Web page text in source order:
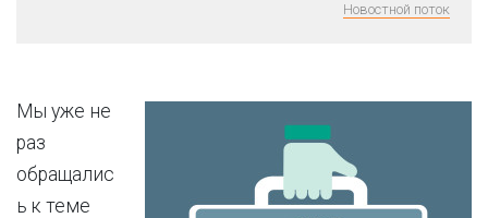
Новостной поток
Мы уже не
раз
обращалис
ь к теме